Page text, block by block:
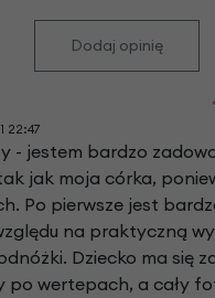
Dodaj opinię
22:47
- jestem bardzo
jak moja córka,
Po pierwsze jest
na praktyczną
Dziecko ma się
po wertepach, a cały